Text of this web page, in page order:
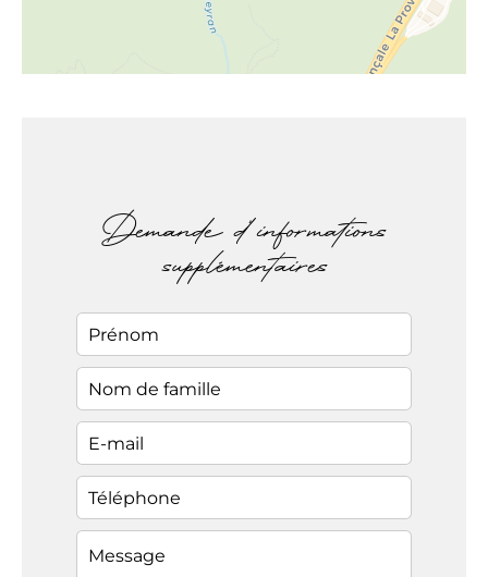
Demande d'informations
supplémentaires